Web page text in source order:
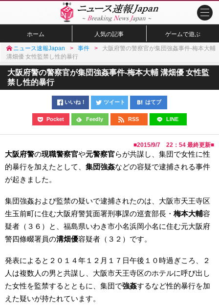
ホーム 人気の記事 ゲームで遊ぶ
ニュース速報Japan 事件
大阪府警の警察官が集団強姦事件-梅本大輔
溝畑優 女性監禁し性的暴行
大阪府警の警察官が集団強姦事件-梅本大輔 溝畑優 女性監
禁し性的暴行
いいね！ ツイート はてブ
Pocket Feedly RSS LINE
■2015/9/7 22：54 最終更新■
大阪府警の現職警察官や元警察官らが共謀し、集団で女性に性
的暴行を加えたとして、 集団強姦などの容疑で逮捕される事件
が起きました。
集団強姦および監禁の疑いで逮捕されたのは、大阪市天王寺区
生玉前町に住む大阪府警箕面署刑事課の巡査部長・ 梅本大輔容
疑者（３６）と、福島県いわき市小名浜岡小名に住む元大阪府
警四條畷署員の溝畑優容疑者（３２）です。
発表によると２０１４年１２月１７日午後１０時過ぎころ、２
人は複数人の男と共謀し、大阪市天王寺区のホテルに呼び出し
た女性を監禁するとともに、集団で強姦するなど性的暴行を加
えた疑いが持たれています。